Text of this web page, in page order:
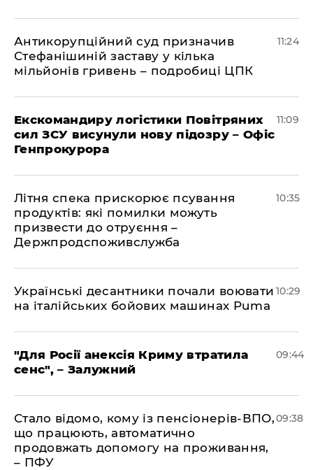
Антикорупційний суд призначив
Стефанішиній заставу у кілька
мільйонів гривень – подробиці ЦПК
11:24
Екскомандиру логістики Повітряних
сил ЗСУ висунули нову підозру – Офіс
Генпрокурора
11:09
Літня спека прискорює псування
продуктів: які помилки можуть
призвести до отруєння –
Держпродспоживслужба
10:35
Українські десантники почали воювати
на італійських бойових машинах Puma
10:29
"Для Росії анексія Криму втратила
сенс", – Залужний
09:44
Стало відомо, кому із пенсіонерів-ВПО,
що працюють, автоматично
продовжать допомогу на проживання,
– ПФУ
09:38